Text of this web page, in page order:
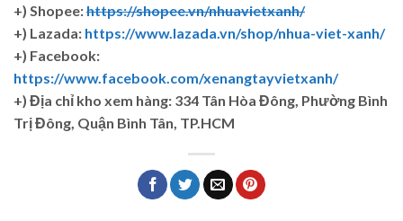
+) Shopee:https://shopee.vn/nhuavietxanh/
+) Lazada: https://www.lazada.vn/shop/nhua-viet-xanh/
+) Facebook:
https://www.facebook.com/xenangtayvietxanh/
+) Địa chỉ kho xem hàng: 334 Tân Hòa Đông, Phường Bình
Trị Đông, Quận Bình Tân, TP.HCM